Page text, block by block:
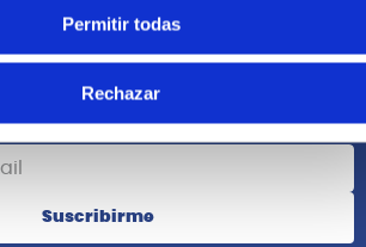
Permitir todas
Rechazar
Suscribirme